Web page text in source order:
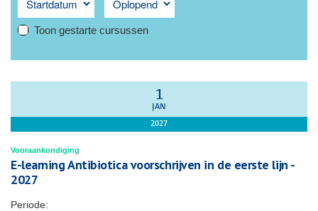
Toon gestarte cursussen
1
JAN
2027
Vooraankondiging
E-learning Antibiotica voorschrijven in de eerste lijn -
2027
Periode: